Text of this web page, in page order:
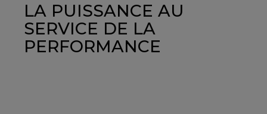
LA PUISSANCE AU
SERVICE DE LA
PERFORMANCE